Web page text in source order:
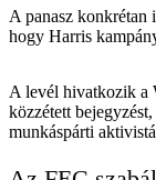
A panasz konkrétan
hogy Harris
A levél hivatkozik a
közzétett
munkáspárti